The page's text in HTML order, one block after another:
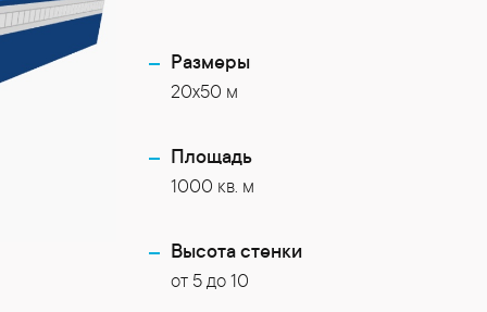
Размеры
20х50 м
Площадь
1000 кв. м
Высота стенки
от 5 до 10